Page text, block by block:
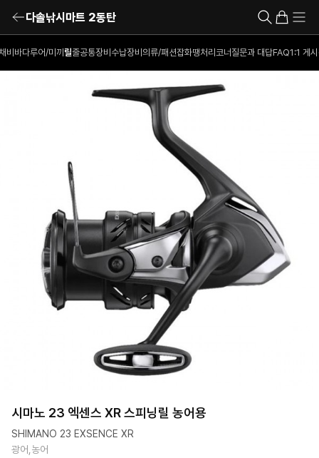
다솔낚시마트 2동탄
비 바다루어/미끼 릴줄공통장비 수납장비 의류/패션잡화땡처리코너 질문과 대답FAQ1:1 게
시마노 23 엑센스 XR 스피닝릴 농어용
SHIMANO 23 EXSENCE XR
광어,농어